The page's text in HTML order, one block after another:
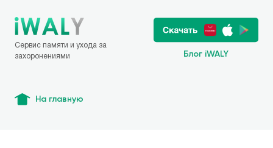
Сервис памяти и ухода за
захоронениями
Блог iWALY
На главную